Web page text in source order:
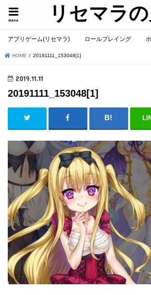
リセマラ
menu
アプリゲーム(リセマラ) ロールプレイング
HOME 20191111_153048[1]
2019.11.11
20191111_153048[1]